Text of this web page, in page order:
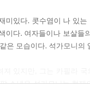
미있다. 콧수염이 나 있
이다. 여자들이나 보살
은 모습이다. 석가모니의
소년은 석가모니는 현